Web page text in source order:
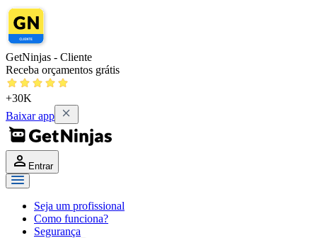
GetNinjas - Cliente
Receba orçamentos grátis
+30K
Baixar app
Entrar
Seja um profissional
Como funciona?
Segurança